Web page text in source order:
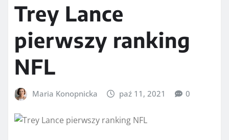
Trey Lance
pierwszy ranking
NFL
Maria Konopnicka paź 11, 2021 0